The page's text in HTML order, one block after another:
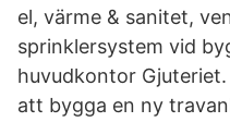
el, värme & sanitet,
sprinklersystem vid
huvudkontor
att bygga en ny